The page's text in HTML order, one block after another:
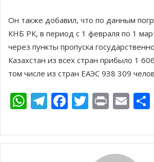
Он также добавил, что по данным
КНБ РК, в период с 1 февраля по 1
через пункты пропуска
Казахстан из всех стран прибыло 1
том числе из стран ЕАЭС 938 309
W
at
s
T
e
gr
F
e
b
T
itt
er
Pr
t
E
ai
l